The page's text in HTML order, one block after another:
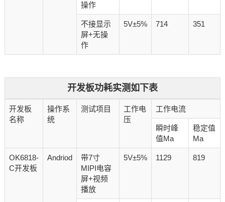
操作
不接显示
屏+无操
作
5V±5% 714 351
开发板功耗实测如下表
开发板
名称
操作系
统
测试项目
工作电
压
工作电流
瞬时峰
值Ma
稳定值
Ma
OK6818-
C开发板
Andriod
带7寸
MIPI电容
屏+视频
播放
5V±5% 1129 819